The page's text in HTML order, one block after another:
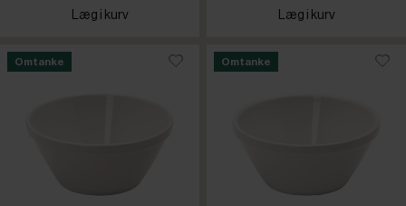
Læg i kurv
Læg i kurv
Omtanke Omtanke